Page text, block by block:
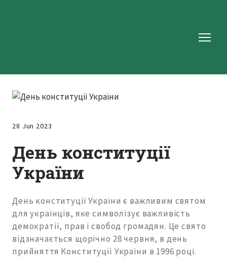
28 Jun 2023
День конституції
України
День конституції України є важливим святом
для українців, яке символізує важливість
демократії, прав і свобод громадян. Це свято
відзначається щорічно 28 червня, в день
прийняття Конституції України в 1996 році.